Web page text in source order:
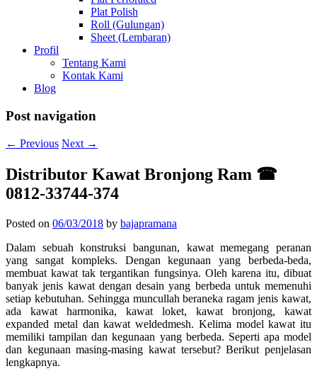
Plat Polish
Roll (Gulungan)
Sheet (Lembaran)
Profil
Tentang Kami
Kontak Kami
Blog
Post navigation
← Previous Next →
Distributor Kawat Bronjong Ram ☎
0812-33744-374
Posted on 06/03/2018 by bajapramana
Dalam sebuah konstruksi bangunan, kawat memegang peranan
yang sangat kompleks. Dengan kegunaan yang berbeda-beda,
membuat kawat tak tergantikan fungsinya. Oleh karena itu, dibuat
banyak jenis kawat dengan desain yang berbeda untuk memenuhi
setiap kebutuhan. Sehingga muncullah beraneka ragam jenis kawat,
ada kawat harmonika, kawat loket, kawat bronjong, kawat
expanded metal dan kawat weldedmesh. Kelima model kawat itu
memiliki tampilan dan kegunaan yang berbeda. Seperti apa model
dan kegunaan masing-masing kawat tersebut? Berikut penjelasan
lengkapnya.